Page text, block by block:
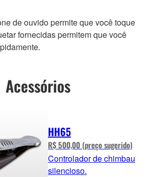
de ouvido permite que você toque
fornecidas permitem que você
Acessórios
HH65
R$ 500,00 (preço sugerido)
Controlador de chimbau
silencioso.